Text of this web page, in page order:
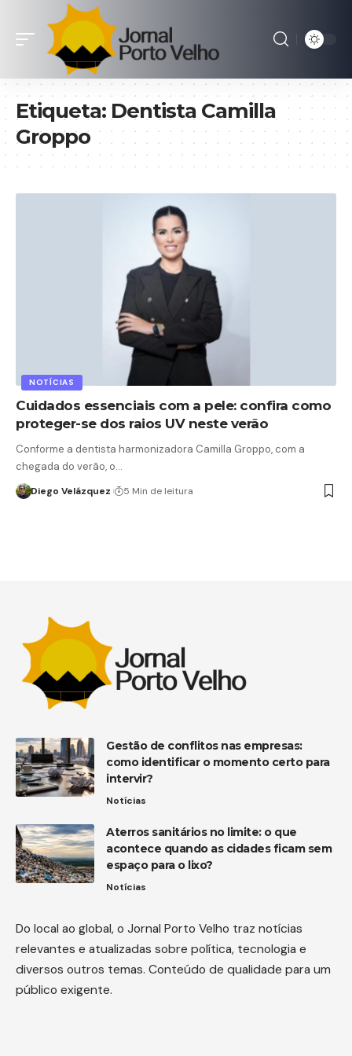
Etiqueta:Dentista Camilla
Groppo
NOTÍCIAS
Cuidados essenciais com a pele: confira como
proteger-se dos raios UV neste verão
Conforme a dentista harmonizadora Camilla Groppo, com a
chegada do verão, o…
Diego Velázquez 5 Min de leitura
Gestão de conflitos nas empresas:
como identificar o momento certo para
intervir?
Notícias
Aterros sanitários no limite: o que
acontece quando as cidades ficam sem
espaço para o lixo?
Notícias
Do local ao global, o Jornal Porto Velho traz notícias
relevantes e atualizadas sobre política, tecnologia e
diversos outros temas. Conteúdo de qualidade para um
público exigente.